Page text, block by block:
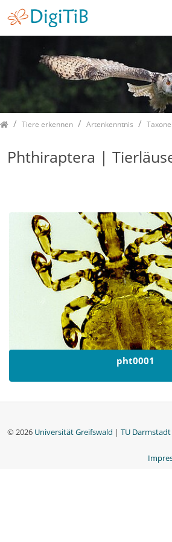
HomeTiere erkennen Artenkenntnis
Phthiraptera |
pht0001
© 2026 Universität Greifswald | TU Darmstadt